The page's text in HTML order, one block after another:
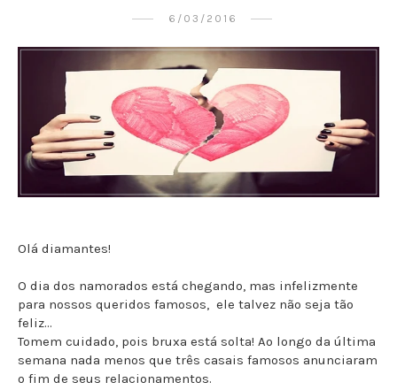
6/03/2016
Olá diamantes!
O dia dos namorados está chegando, mas infelizmente
para nossos queridos famosos, ele talvez não seja tão
feliz...
Tomem cuidado, pois bruxa está solta! Ao longo da última
semana nada menos que três casais famosos anunciaram
o fim de seus relacionamentos.